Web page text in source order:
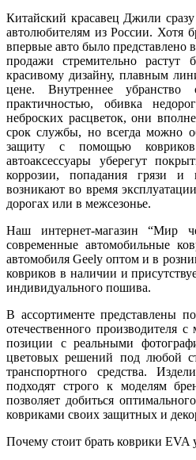
Китайский красавец Джили
автолюбителям из России. Хотя
впервые авто было представлено
продажи стремительно растут
красивому дизайну, плавным
цене. Внутреннее убранство
практичностью, обивка
неброских расцветок, они
срок службы, но всегда можно
защиту с помощью
автоаксессуары уберегут
коррозии, попадания грязи и
возникают во время
дорогах или в межсезонье.
Наш интернет-магазин “Мир
современные автомобильные
автомобиля Geely оптом и в
ковриков в наличии и
индивидуального пошива.
В ассортименте представлены
отечественного производителя
позиции с реальными
цветовых решений под любой
транспортного средства.
подходят строго к моделям
позволяет добиться
ковриками своих защитных и
Почему стоит брать коврики EVA